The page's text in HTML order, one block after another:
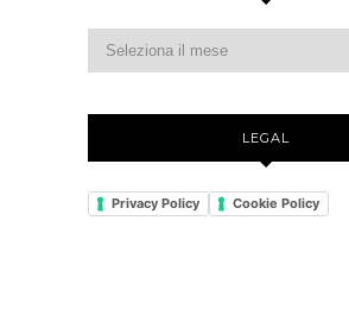
LEGAL
Privacy Policy Cookie Policy